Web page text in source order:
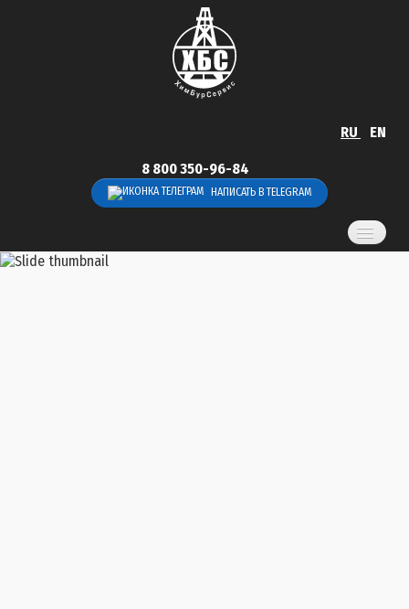
RU EN
8 800 350-96-84
НАПИСАТЬ В TELEGRAM